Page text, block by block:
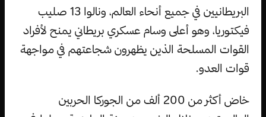
البريطانيين في جميع أنحاء العالم، ونالوا 13 صليب
فيكتوريا، وهو أعلى وسام عسكري بريطاني يمنح لأفراد
القوات المسلحة الذين يظهرون شجاعتهم في مواجهة
قوات العدو.
خاض أكثر من 200 ألف من الجوركا الحربين